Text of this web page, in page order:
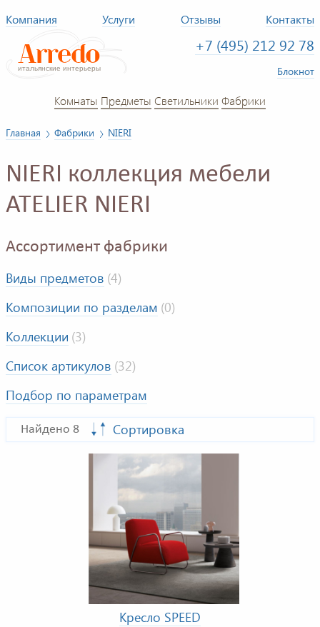
Компания Услуги Отзывы Контакты
+7 (495) 212 92 78
Блокнот
Комнаты Предметы Светильники Фабрики
Главная Фабрики NIERI
NIERI коллекция мебели
ATELIER NIERI
Ассортимент фабрики
Виды предметов (4)
Композиции по разделам (0)
Коллекции (3)
Список артикулов (32)
Подбор по параметрам
Найдено 8 Сортировка
Кресло SPEED